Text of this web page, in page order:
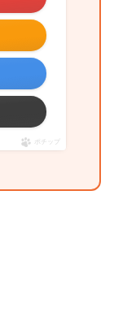
ポチップ